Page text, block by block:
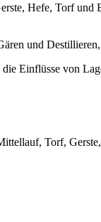
Hefe, Torf
und
Einflüsse von
Torf,